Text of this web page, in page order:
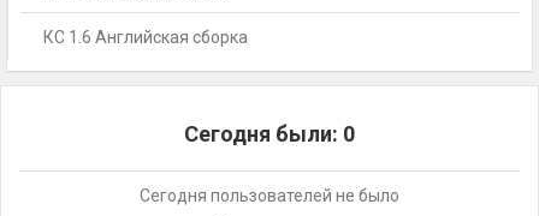
КС 1.6 Английская сборка
Сегодня были: 0
Сегодня пользователей не было